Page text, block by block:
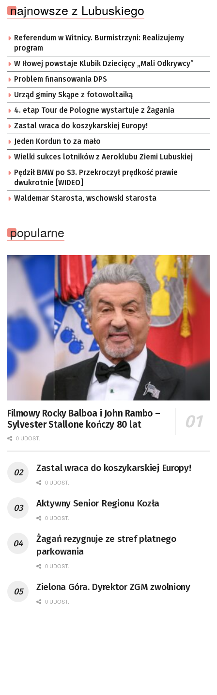
najnowsze z Lubuskiego
Referendum w Witnicy. Burmistrzyni: Realizujemy
program
W Iłowej powstaje Klubik Dziecięcy „Mali Odkrywcy”
Problem finansowania DPS
Urząd gminy Skąpe z fotowoltaiką
4. etap Tour de Pologne wystartuje z Żagania
Zastal wraca do koszykarskiej Europy!
Jeden Kordun to za mało
Wielki sukces lotników z Aeroklubu Ziemi Lubuskiej
Pędził BMW po S3. Przekroczył prędkość prawie
dwukrotnie [WIDEO]
Waldemar Starosta, wschowski starosta
popularne
Filmowy Rocky Balboa i John Rambo –
Sylvester Stallone kończy 80 lat
0 UDOST.
Zastal wraca do koszykarskiej Europy!
0 UDOST.
Aktywny Senior Regionu Kozła
0 UDOST.
Żagań rezygnuje ze stref płatnego
parkowania
0 UDOST.
Zielona Góra. Dyrektor ZGM zwolniony
0 UDOST.